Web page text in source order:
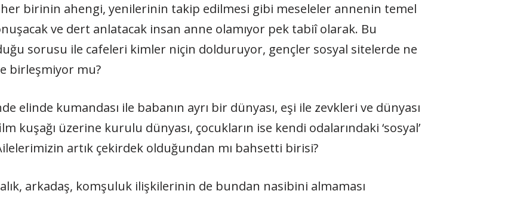
birinin ahengi, yenilerinin takip edilmesi gibi meseleler annenin temel
ve dert anlatacak insan anne olamıyor pek tabiî olarak. Bu
sorusu ile cafeleri kimler niçin dolduruyor, gençler sosyal sitelerde ne
birleşmiyor mu?
elinde kumandası ile babanın ayrı bir dünyası, eşi ile zevkleri ve dünyası
kuşağı üzerine kurulu dünyası, çocukların ise kendi odalarındaki ‘sosyal’
artık çekirdek olduğundan mı bahsetti birisi?
arkadaş, komşuluk ilişkilerinin de bundan nasibini almaması